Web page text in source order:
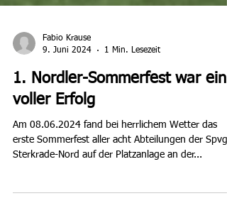
Fabio Krause
9. Juni 2024
1. Nordler-Sommerfest war ein
voller Erfolg